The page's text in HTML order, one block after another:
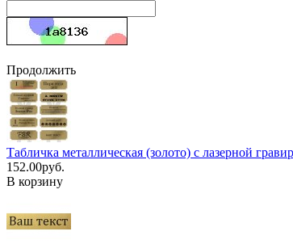
Продолжить
Табличка металлическая (золото) с лазерной
152.00руб.
В корзину